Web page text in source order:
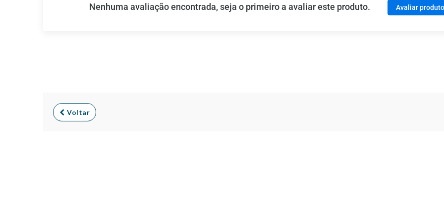
Nenhuma avaliação encontrada, seja o primeiro a avaliar este produto. Avaliar produto
Voltar